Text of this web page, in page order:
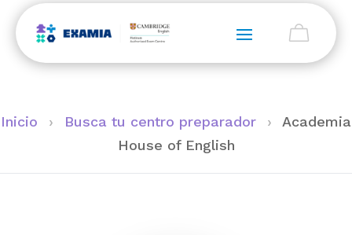
Inicio › Busca tu centro preparador ›
Academia
House of English